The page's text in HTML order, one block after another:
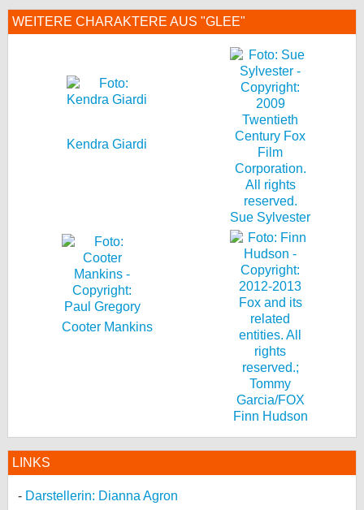
WEITERE CHARAKTERE AUS "GLEE"
Kendra Giardi
Sue Sylvester
Cooter Mankins
Finn Hudson
LINKS
Darstellerin: Dianna Agron